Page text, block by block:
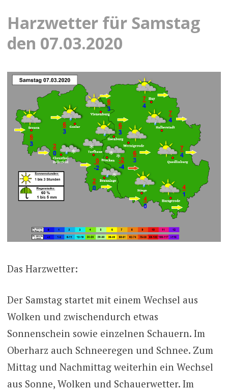
Harzwetter für Samstag
den 07.03.2020
Das Harzwetter:
Der Samstag startet mit einem Wechsel aus
Wolken und zwischendurch etwas
Sonnenschein sowie einzelnen Schauern. Im
Oberharz auch Schneeregen und Schnee. Zum
Mittag und Nachmittag weiterhin ein Wechsel
aus Sonne, Wolken und Schauerwetter. Im